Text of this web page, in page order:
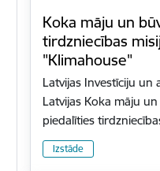
Koka māju un
tirdzniecības
"Klimahouse"
Latvijas Investīciju un
Latvijas Koka māju
piedalīties
Izstāde